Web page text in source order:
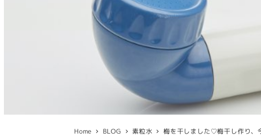
Home BLOG 素粒水 梅を干しました♡梅干し作り、